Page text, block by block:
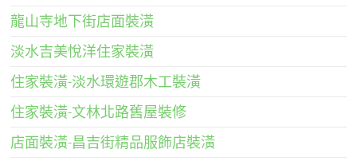
龍山寺地下街店面裝潢
淡水吉美悅洋住家裝潢
住家裝潢-淡水環遊郡木工裝潢
住家裝潢-文林北路舊屋裝修
店面裝潢-昌吉街精品服飾店裝潢